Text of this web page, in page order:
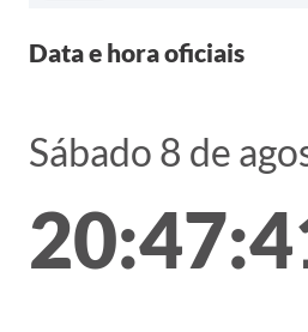
Data e hora oficiais
Sábado 8 de